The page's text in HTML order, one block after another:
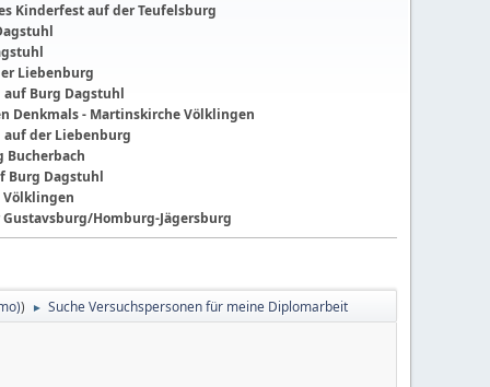
Kinderfest auf der Teufelsburg
Liebenburg
Burg Dagstuhl
Denkmals - Martinskirche Völklingen
auf der Liebenburg
Bucherbach
Burg Dagstuhl
Völklingen
Homburg-Jägersburg
) ► Suche Versuchspersonen für meine Diplomarbeit